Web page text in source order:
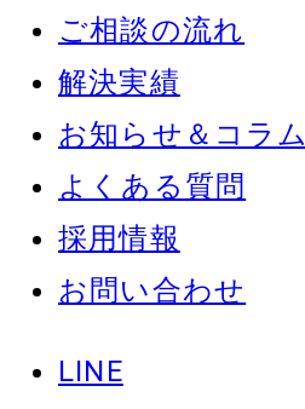
ご相談の流れ
解決実績
お知らせ＆コラム
よくある質問
採用情報
お問い合わせ
LINE